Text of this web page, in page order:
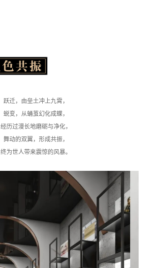
跃迁，由垒土冲上九霄，
蜕变，从蛹茧幻化成蝶，
经历过漫长地磨砺与净化，
舞动的双翼，形成共振，
终为世人带来震惊的风暴。